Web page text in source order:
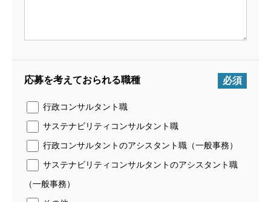
応募を考えておられる職種 必須
行政コンサルタント職
サステナビリティコンサルタント職
行政コンサルタントのアシスタント職（一般事務）
サステナビリティコンサルタントのアシスタント職
（一般事務）